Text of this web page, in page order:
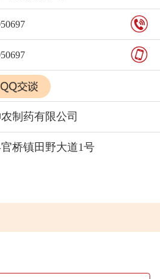
制药有限公司
桥镇田野大道1号